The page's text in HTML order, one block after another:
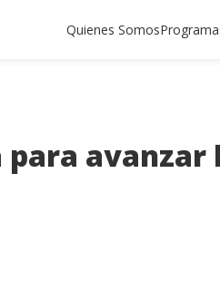
Quienes Somos
avanzar